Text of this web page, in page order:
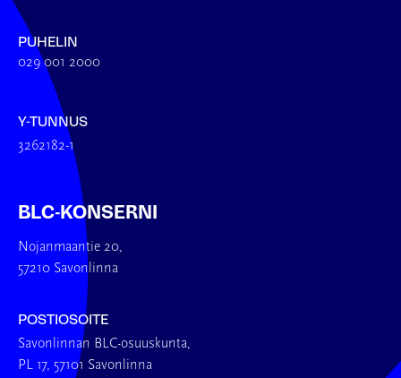
PUHELIN
029 001 2000
Y-TUNNUS
3262182-1
BLC-KONSERNI
Nojanmaantie 20,
57210 Savonlinna
POSTIOSOITE
Savonlinnan BLC-osuuskunta,
PL 17, 57101 Savonlinna